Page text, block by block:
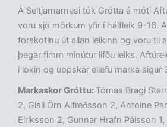
Á Seltjarnarnesi tók Grótta á móti
voru sjö mörkum yfir í hálfleik 9-16.
forskotinu út allan leikinn og voru til
þegar fimm mínútur lifðu leiks.
í lokin og uppskar ellefu marka sigur
Markaskor Gróttu: Tómas Bragi
2, Gísli Örn Alfreðsson 2, Antoine
Eiríksson 2, Gunnar Hrafn Pálsson